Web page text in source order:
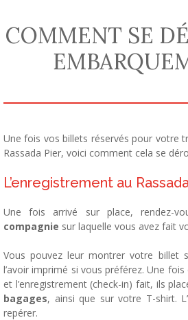
COMMENT SE
Une fois vos billets réservés pour votre
Rassada Pier, voici comment cela se
L’enregistrement au
Une fois arrivé sur place, rendez-
compagnie sur laquelle vous avez fait
Vous pouvez leur montrer votre billet
l’avoir imprimé si vous préférez. Une fois
et l’enregistrement (check-in) fait, ils
bagages, ainsi que sur votre T-shirt.
repérer.